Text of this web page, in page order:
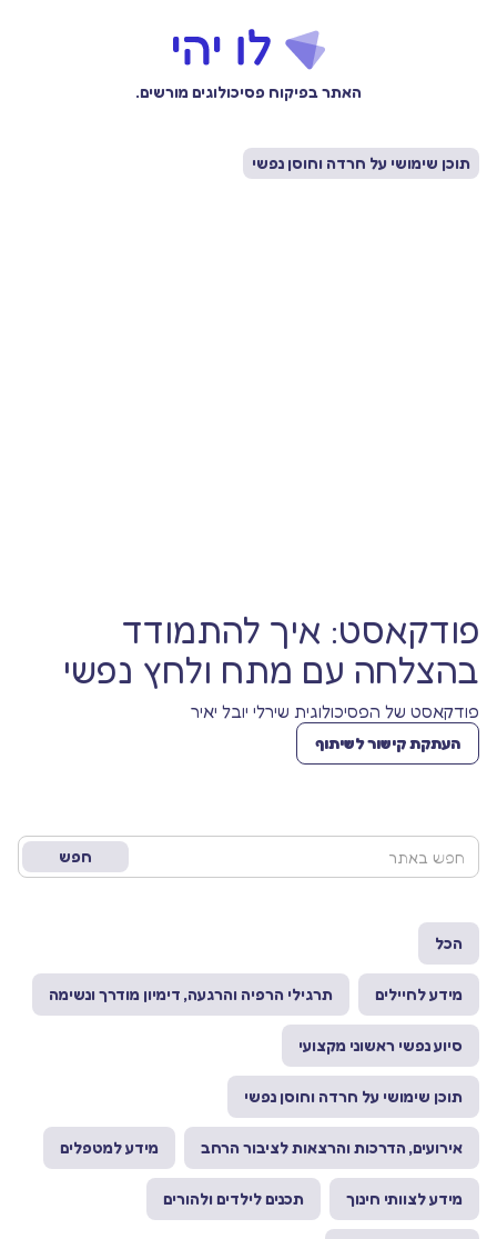
האתר בפיקוח פסיכולוגים מורשים.
תוכן שימושי על חרדה וחוסן נפשי
פודקאסט: איך להתמודד
בהצלחה עם מתח ולחץ נפשי
פודקאסט של הפסיכולוגית שירלי יובל יאיר
העתקת קישור לשיתוף
הכל
מידע לחיילים תרגילי הרפיה והרגעה, דימיון מודרך ונשימה
סיוע נפשי ראשוני מקצועי
תוכן שימושי על חרדה וחוסן נפשי
אירועים, הדרכות והרצאות לציבור הרחב מידע למטפלים
מידע לצוותי חינוך תכנים לילדים ולהורים